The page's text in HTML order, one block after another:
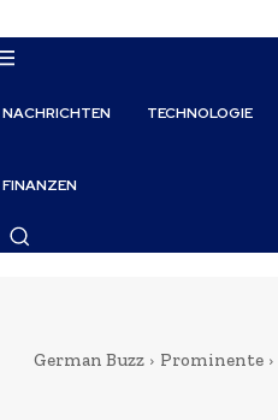
NACHRICHTEN TECHNOLOGIE
FINANZEN
German Buzz Prominente